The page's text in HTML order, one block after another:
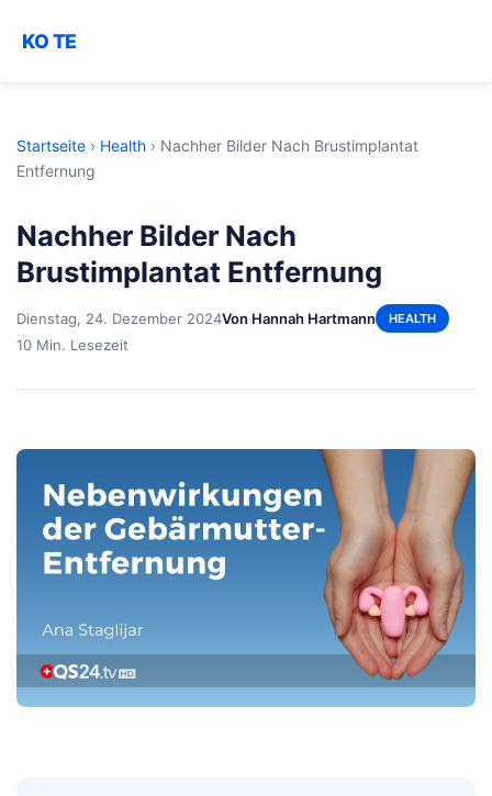
KO TE
Startseite › Health › Nachher Bilder Nach Brustimplantat
Entfernung
Nachher Bilder Nach
Brustimplantat Entfernung
Dienstag, 24. Dezember 2024Von Hannah Hartmann HEALTH
10 Min. Lesezeit